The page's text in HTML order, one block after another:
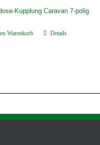
KupplungCaravan 7-polig
Warenkorb Details